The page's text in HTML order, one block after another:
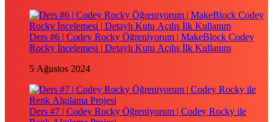
Ders #6 | Codey Rocky Öğreniyorum | MakeBlock Codey
Rocky İncelemesi | Detaylı Kutu Açılış İlk Kullanım
5 Ağustos 2024
Ders #7 | Codey Rocky Öğreniyorum | Codey Rocky ile